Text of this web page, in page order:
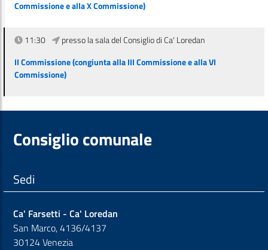
Commissione e alla X Commissione)
11:30
presso la sala del Consiglio di Ca' Loredan
II Commissione (congiunta alla III Commissione e alla VI
Commissione)
Consiglio comunale
Sedi
Ca' Farsetti - Ca' Loredan
San Marco, 4136/4137
30124 Venezia